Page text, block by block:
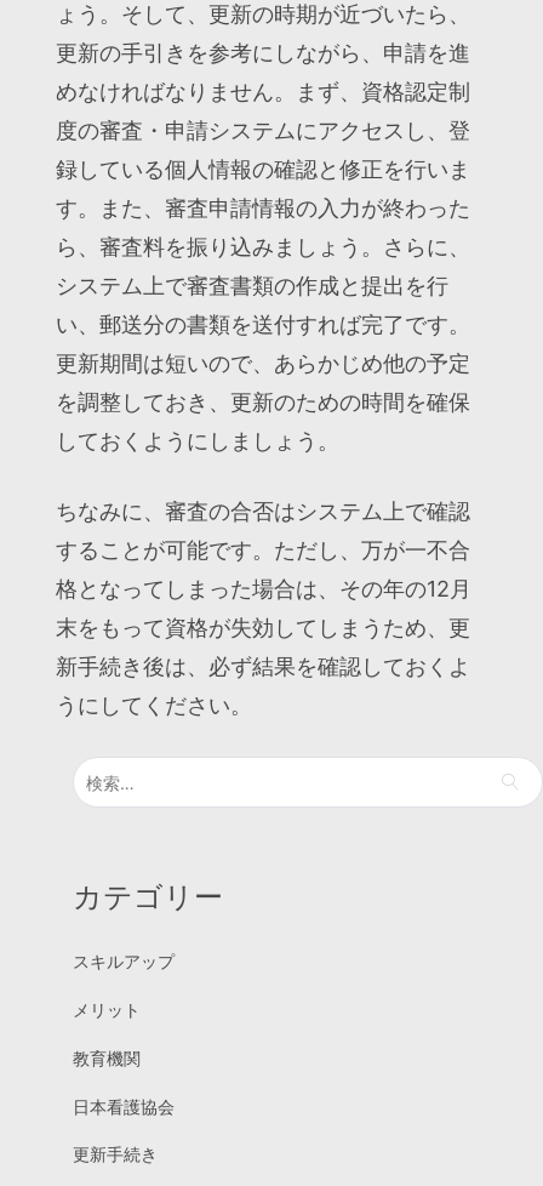
ょう。そして、更新の時期が近づいたら、
更新の手引きを参考にしながら、申請を進
めなければなりません。まず、資格認定制
度の審査・申請システムにアクセスし、登
録している個人情報の確認と修正を行いま
す。また、審査申請情報の入力が終わった
ら、審査料を振り込みましょう。さらに、
システム上で審査書類の作成と提出を行
い、郵送分の書類を送付すれば完了です。
更新期間は短いので、あらかじめ他の予定
を調整しておき、更新のための時間を確保
しておくようにしましょう。
ちなみに、審査の合否はシステム上で確認
することが可能です。ただし、万が一不合
格となってしまった場合は、その年の12月
末をもって資格が失効してしまうため、更
新手続き後は、必ず結果を確認しておくよ
うにしてください。
検
索:
カテゴリー
スキルアップ
メリット
教育機関
日本看護協会
更新手続き